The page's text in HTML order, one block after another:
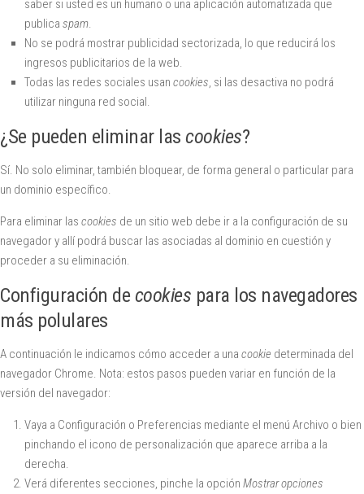
saber si usted es un humano o una aplicación automatizada que
publica spam.
No se podrá mostrar publicidad sectorizada, lo que reducirá los
ingresos publicitarios de la web.
Todas las redes sociales usan cookies, si las desactiva no podrá
utilizar ninguna red social.
¿Se pueden eliminar las cookies?
Sí. No solo eliminar, también bloquear, de forma general o particular para
un dominio específico.
Para eliminar las cookies de un sitio web debe ir a la configuración de su
navegador y allí podrá buscar las asociadas al dominio en cuestión y
proceder a su eliminación.
Configuración de cookies para los navegadores
más polulares
A continuación le indicamos cómo acceder a una cookie determinada del
navegador Chrome. Nota: estos pasos pueden variar en función de la
versión del navegador:
Vaya a Configuración o Preferencias mediante el menú Archivo o bien
pinchando el icono de personalización que aparece arriba a la
derecha.
Verá diferentes secciones, pinche la opción Mostrar opciones